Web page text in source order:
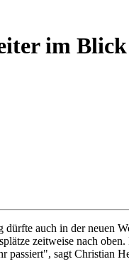
im
auch in der neuen
zeitweise nach
passiert", sagt